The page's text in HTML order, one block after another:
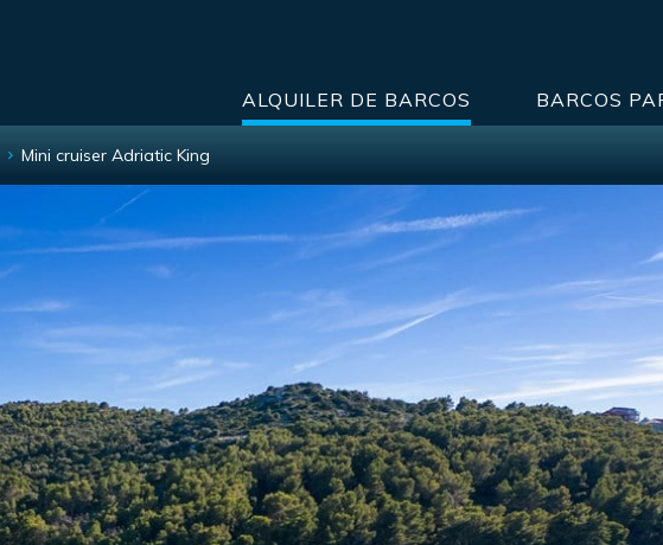
ALQUILER DE BARCOS BARCOS
Mini cruiser Adriatic King